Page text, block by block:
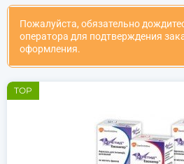
Пожалуйста, обязательно
оператора для подтверждения
оформления.
TOP